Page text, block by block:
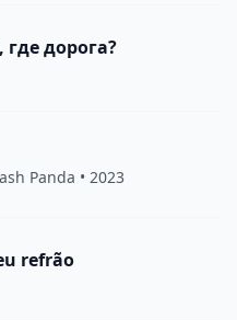
где дорога?
Panda • 2023
refrão